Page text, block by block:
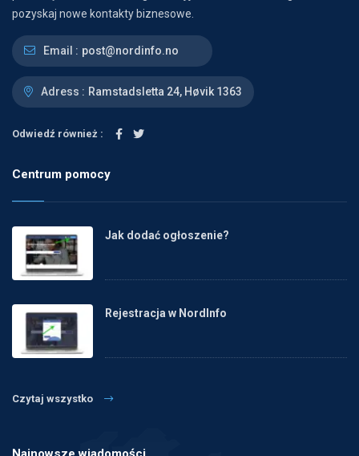
pozyskaj nowe kontakty biznesowe.
Email : post@nordinfo.no
Adress : Ramstadsletta 24, Høvik 1363
Odwiedź również :
Centrum pomocy
Jak dodać ogłoszenie?
Rejestracja w NordInfo
Czytaj wszystko